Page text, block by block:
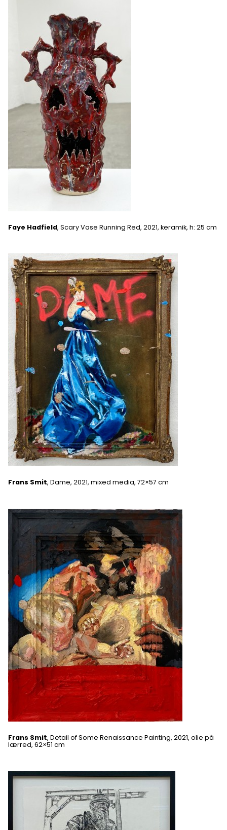
Faye Hadfield, Scary Vase Running Red, 2021, keramik, h: 25 cm
Frans Smit, Dame, 2021, mixed media, 72×57 cm
Frans Smit, Detail of Some Renaissance Painting, 2021, olie på
lærred, 62×51 cm